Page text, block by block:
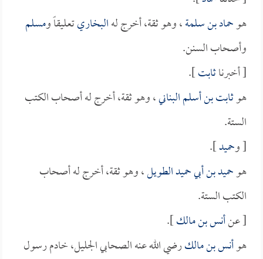
هوحماد بن سلمة، وهو ثقة، أخرج لهالبخاريتعليقاً ومسلم
وأصحاب السنن.
[ أخبرناثابت].
هوثابت بن أسلم البناني، وهو ثقة، أخرج له أصحاب الكتب
الستة.
[ وحميد].
هوحميد بن أبي حميد الطويل، وهو ثقة، أخرج له أصحاب
الكتب الستة.
[ عنأنس بن مالك].
هوأنس بن مالكرضي الله عنه الصحابي الجليل، خادم رسول